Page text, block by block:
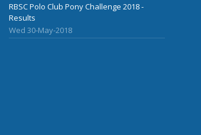
RBSC Polo Club Pony Challenge 2018 -
Results
Wed 30-May-2018